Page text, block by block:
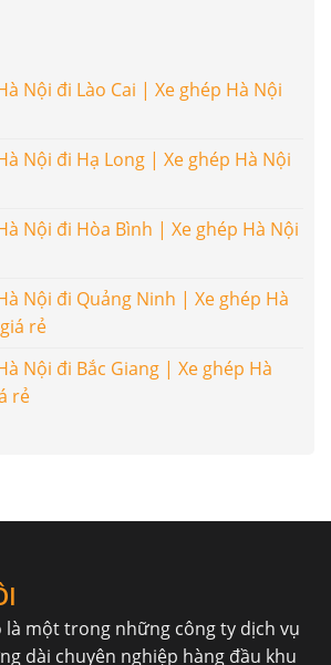
Nội đi Lào Cai | Xe ghép Hà Nội
Nội đi Hạ Long | Xe ghép Hà Nội
Nội đi Hòa Bình | Xe ghép Hà Nội
Nội đi Quảng Ninh | Xe ghép Hà
rẻ
Nội đi Bắc Giang | Xe ghép Hà
rẻ
là một trong những công ty dịch vụ
dài chuyên nghiệp hàng đầu khu